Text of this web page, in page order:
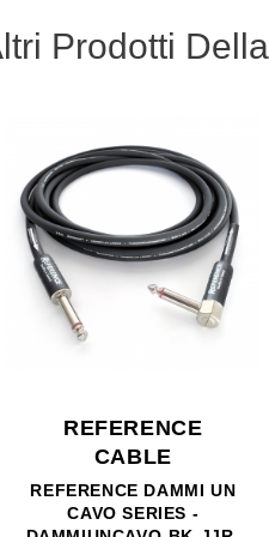
Prodotti
LS
- SENZA
KARMA
STEREO -